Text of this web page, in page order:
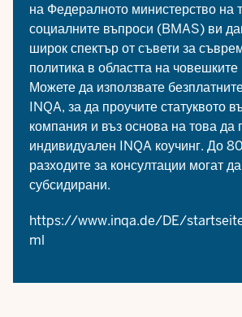
на Федералното министерство на
социалните въпроси (BMAS) ви
широк спектър от съвети за
политика в областта на човешките
Можете да използвате
INQA, за да проучите статуквото
компания и въз основа на това да
индивидуален INQA коучинг. До
разходите за консултации могат
субсидирани.
https://www.inqa.de/DE/
ml